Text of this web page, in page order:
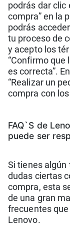
podrás dar clic
compra” en la
podrás
tu proceso de
y acepto los
“Confirmo
es correcta”.
“Realizar un
compra con
FAQ`S de
puede ser
Si tienes algún
dudas ciertas
compra, esta
de una gran
frecuentes
Lenovo.